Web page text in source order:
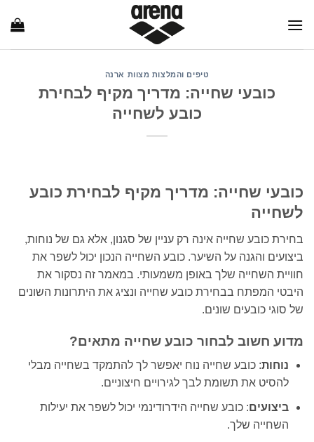
טיפים והמלצות מצוות ארנה
כובעי שחייה: מדריך מקיף לבחירת
כובע לשחייה
כובעי שחייה: מדריך מקיף לבחירת כובע
לשחייה
בחירת כובע שחייה אינה רק עניין של סגנון, אלא גם של נוחות,
ביצועים והגנה על השיער. כובע השחייה הנכון יכול לשפר את
חוויית השחייה שלך באופן משמעותי. במאמר זה נסקור את
היבטי המפתח בבחירת כובע שחייה ונציג את היתרונות השונים
של סוגי כובעים שונים.
מדוע חשוב לבחור כובע שחייה מתאים?
נוחות: כובע שחייה נוח יאפשר לך להתמקד בשחייה מבלי
להסיט את תשומת לבך לגירויים חיצוניים.
ביצועים: כובע שחייה הידרודינמי יכול לשפר את יעילות
השחייה שלך.